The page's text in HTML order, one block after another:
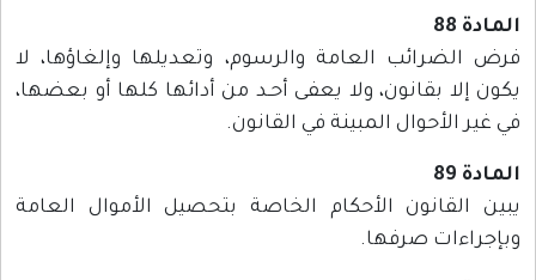
المادة 88
فرض الضرائب العامة والرسوم، وتعديلها وإلغاؤها، لا
يكون إلا بقانون، ولا يعفى أحـد من أدائها كلها أو بعضها،
في غير الأحوال المبينة في القانون.
المادة 89
يبين القانون الأحكام الخاصة بتحصيل الأموال العامة
وبإجراءات صرفها.